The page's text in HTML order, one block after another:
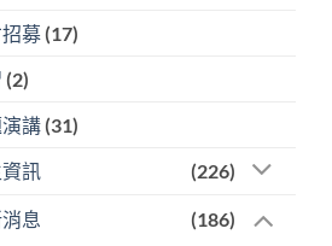
募 (17)
(2)
講 (31)
訊 (226)
息 (186)